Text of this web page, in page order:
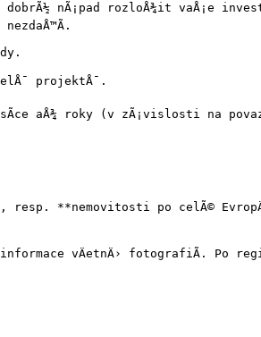
nÃ¡pad rozloÅ¾it vaÅ¡e
projektÅ¯.
aÅ¾ roky (v zÃ¡vislosti na
resp. **nemovitosti po celÃ©
vÄetnÄ› fotografiÃ­. Po